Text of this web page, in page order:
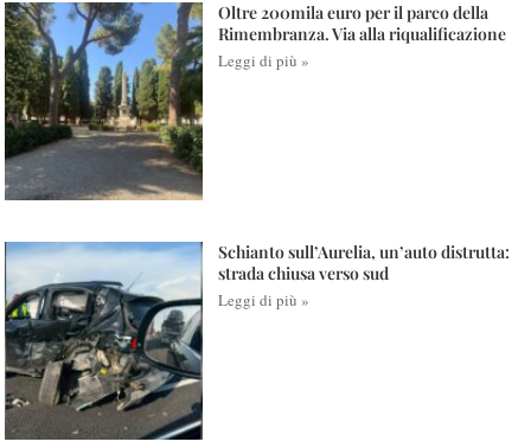
Oltre 200mila euro per il parco della
Rimembranza. Via alla riqualificazione
Leggi di più »
Schianto sull’Aurelia, un’auto distrutta:
strada chiusa verso sud
Leggi di più »